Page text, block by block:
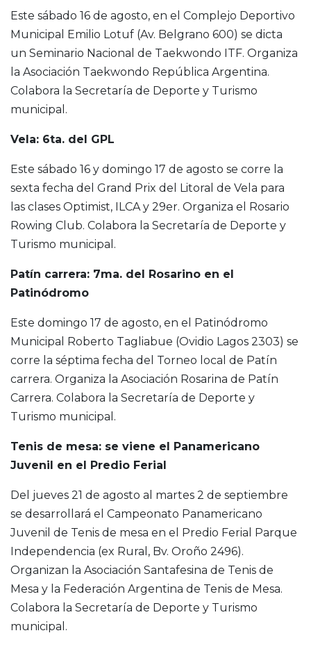
Este sábado 16 de agosto, en el Complejo Deportivo
Municipal Emilio Lotuf (Av. Belgrano 600) se dicta
un Seminario Nacional de Taekwondo ITF. Organiza
la Asociación Taekwondo República Argentina.
Colabora la Secretaría de Deporte y Turismo
municipal.
Vela: 6ta. del GPL
Este sábado 16 y domingo 17 de agosto se corre la
sexta fecha del Grand Prix del Litoral de Vela para
las clases Optimist, ILCA y 29er. Organiza el Rosario
Rowing Club. Colabora la Secretaría de Deporte y
Turismo municipal.
Patín carrera: 7ma. del Rosarino en el
Patinódromo
Este domingo 17 de agosto, en el Patinódromo
Municipal Roberto Tagliabue (Ovidio Lagos 2303) se
corre la séptima fecha del Torneo local de Patín
carrera. Organiza la Asociación Rosarina de Patín
Carrera. Colabora la Secretaría de Deporte y
Turismo municipal.
Tenis de mesa: se viene el Panamericano
Juvenil en el Predio Ferial
Del jueves 21 de agosto al martes 2 de septiembre
se desarrollará el Campeonato Panamericano
Juvenil de Tenis de mesa en el Predio Ferial Parque
Independencia (ex Rural, Bv. Oroño 2496).
Organizan la Asociación Santafesina de Tenis de
Mesa y la Federación Argentina de Tenis de Mesa.
Colabora la Secretaría de Deporte y Turismo
municipal.